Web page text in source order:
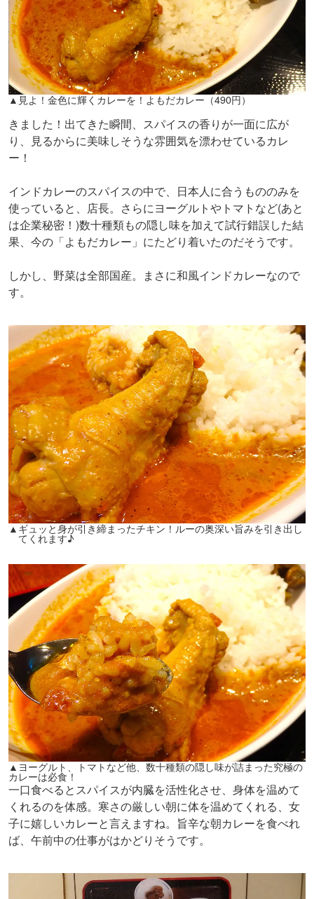
▲見よ！金色に輝くカレーを！よもだカレー（490円）
きました！出てきた瞬間、スパイスの香りが一面に広が
り、見るからに美味しそうな雰囲気を漂わせているカレ
ー！
インドカレーのスパイスの中で、日本人に合うもののみを
使っていると、店長。さらにヨーグルトやトマトなど(あと
は企業秘密！)数十種類もの隠し味を加えて試行錯誤した結
果、今の「よもだカレー」にたどり着いたのだそうです。
しかし、野菜は全部国産。まさに和風インドカレーなので
す。
▲ギュッと身が引き締まったチキン！ルーの奥深い旨みを引き出し
てくれます♪
▲ヨーグルト、トマトなど他、数十種類の隠し味が詰まった究極の
カレーは必食！
一口食べるとスパイスが内臓を活性化させ、身体を温めて
くれるのを体感。寒さの厳しい朝に体を温めてくれる、女
子に嬉しいカレーと言えますね。旨辛な朝カレーを食べれ
ば、午前中の仕事がはかどりそうです。